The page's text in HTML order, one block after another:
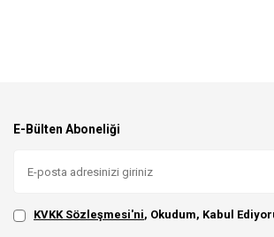
E-Bülten Aboneliği
KVKK Sözleşmesi'ni, Okudum, Kabul